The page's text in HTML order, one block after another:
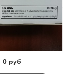
0 руб